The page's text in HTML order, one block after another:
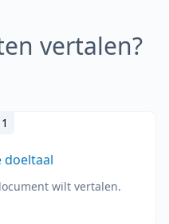
vertalen?
doeltaal
wilt vertalen.